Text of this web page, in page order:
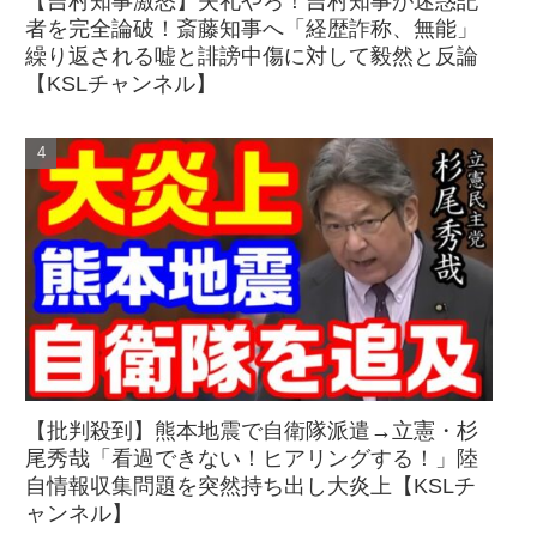
者を完全論破！斎藤知事へ「経歴詐称、無能」
繰り返される嘘と誹謗中傷に対して毅然と反論
【KSLチャンネル】
【批判殺到】熊本地震で自衛隊派遣→立憲・杉
尾秀哉「看過できない！ヒアリングする！」陸
自情報収集問題を突然持ち出し大炎上【KSLチ
ャンネル】